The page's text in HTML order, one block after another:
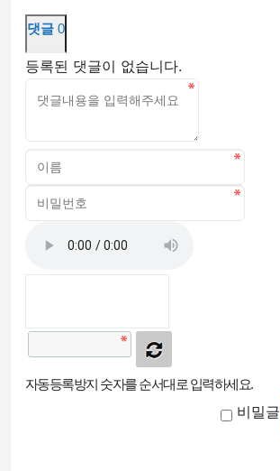
댓글 0
등록된 댓글이 없습니다.
자동등록방지 숫자를 순서대로 입력하세요.
비밀글